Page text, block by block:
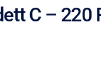
C – 220